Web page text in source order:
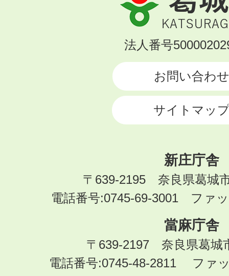
城
市
KATSURAGI
法人番号
お問い合わせ
サイトマッ
新庄庁舎
〒639-2195 奈良県葛城
電話番号:0745-69-3001 ファ
當麻庁舎
〒639-2197 奈良県葛城
電話番号:0745-48-2811 ファ